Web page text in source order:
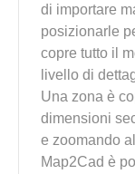
di importare
posizionarle
copre tutto il
livello di
Una zona è
dimensioni
e zoomando
Map2Cad è